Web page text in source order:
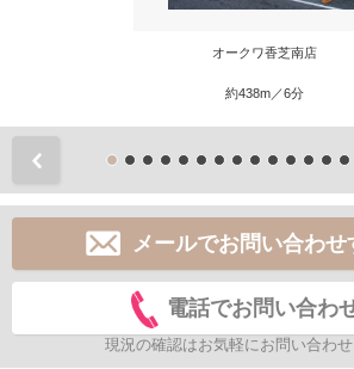
オークワ香芝南店
約438m／6分
メールでお問い合わせ
電話でお問い合わ
現況の確認はお気軽にお問い合わせ